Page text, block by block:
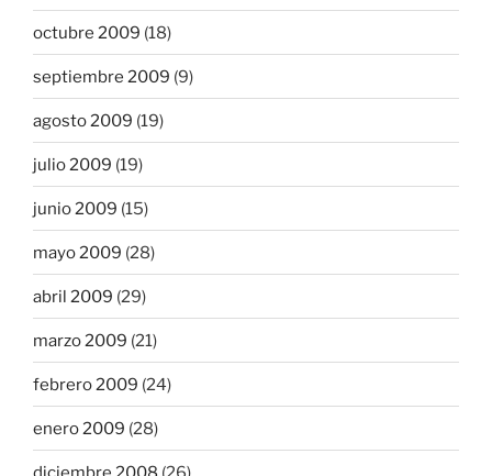
octubre 2009 (18)
septiembre 2009 (9)
agosto 2009 (19)
julio 2009 (19)
junio 2009 (15)
mayo 2009 (28)
abril 2009 (29)
marzo 2009 (21)
febrero 2009 (24)
enero 2009 (28)